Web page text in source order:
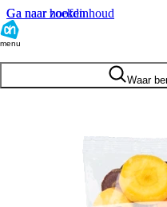
Ga naar hoofdinhoud
Ga naar zoeken
menu
Waar